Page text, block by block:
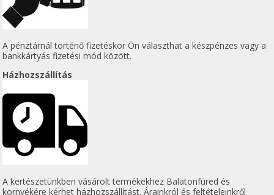
A pénztárnál történő fizetéskor Ön választhat a készpénzes vagy a
bankkártyás fizetési mód között.
Házhozszállítás
A kertészetünkben vásárolt termékekhez Balatonfüred és
környékére kérhet házhozszállítást. Árainkról és feltételeinkről